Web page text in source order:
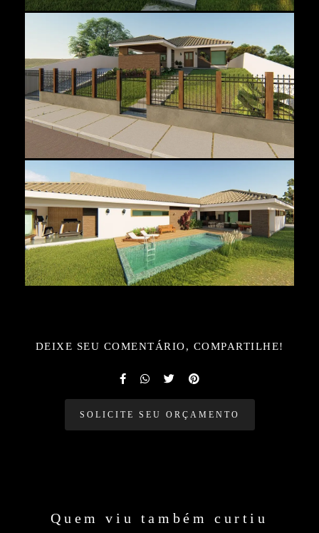
DEIXE SEU COMENTÁRIO, COMPARTILHE!
SOLICITE SEU ORÇAMENTO
Quem viu também curtiu